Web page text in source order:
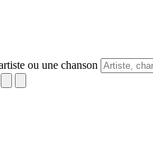
ou une chanson